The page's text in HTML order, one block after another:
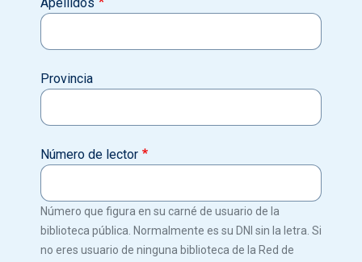
Apellidos
Provincia
Número de lector
Número que figura en su carné de usuario de la
biblioteca pública. Normalmente es su DNI sin la letra. Si
no eres usuario de ninguna biblioteca de la Red de